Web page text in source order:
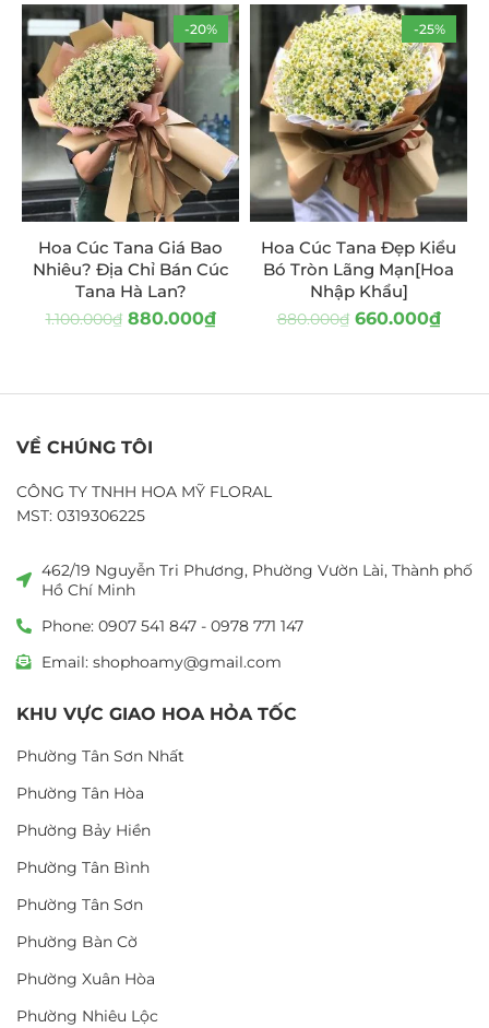
-20%
Hoa Cúc Tana Giá Bao
Nhiêu? Địa Chỉ Bán Cúc
Tana Hà Lan?
1.100.000₫ 880.000₫
-25%
Hoa Cúc Tana Đẹp Kiểu
Bó Tròn Lãng Mạn[Hoa
Nhập Khẩu]
880.000₫ 660.000₫
VỀ CHÚNG TÔI
CÔNG TY TNHH HOA MỸ FLORAL
MST: 0319306225
462/19 Nguyễn Tri Phương, Phường Vườn Lài, Thành phố
Hồ Chí Minh
Phone: 0907 541 847 - 0978 771 147
Email: shophoamy@gmail.com
KHU VỰC GIAO HOA HỎA TỐC
Phường Tân Sơn Nhất
Phường Tân Hòa
Phường Bảy Hiền
Phường Tân Bình
Phường Tân Sơn
Phường Bàn Cờ
Phường Xuân Hòa
Phường Nhiêu Lộc